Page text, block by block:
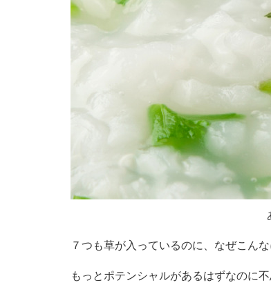
７つも草が入っているのに、なぜこん
もっとポテンシャルがあるはずなのに不